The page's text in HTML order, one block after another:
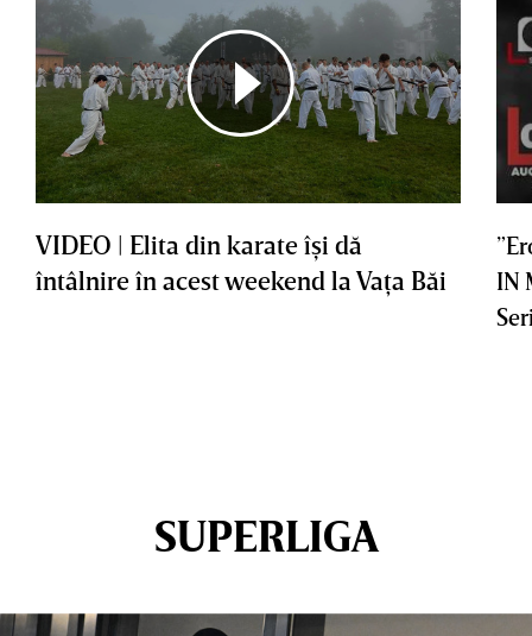
VIDEO | Elita din karate îşi dă
întâlnire în acest weekend la Vaţa Băi
IN
SUPERLIGA